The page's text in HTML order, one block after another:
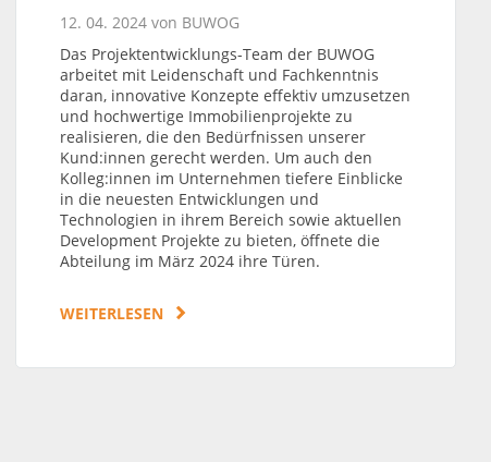
12. 04. 2024 von BUWOG
Das Projektentwicklungs-Team der BUWOG
arbeitet mit Leidenschaft und Fachkenntnis
daran, innovative Konzepte effektiv umzusetzen
und hochwertige Immobilienprojekte zu
realisieren, die den Bedürfnissen unserer
Kund:innen gerecht werden. Um auch den
Kolleg:innen im Unternehmen tiefere Einblicke
in die neuesten Entwicklungen und
Technologien in ihrem Bereich sowie aktuellen
Development Projekte zu bieten, öffnete die
Abteilung im März 2024 ihre Türen.
WEITERLESEN